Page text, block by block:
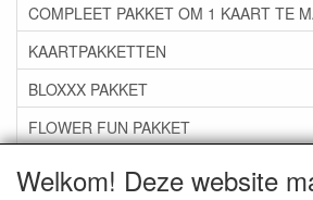
Welkom! Deze website
COMPLEET PAKKET OM 1 KAART TE
KAARTPAKKETTEN
BLOXXX PAKKET
FLOWER FUN PAKKET
***GROEP 06*** TAPE/LIJM SNIJMALLEN